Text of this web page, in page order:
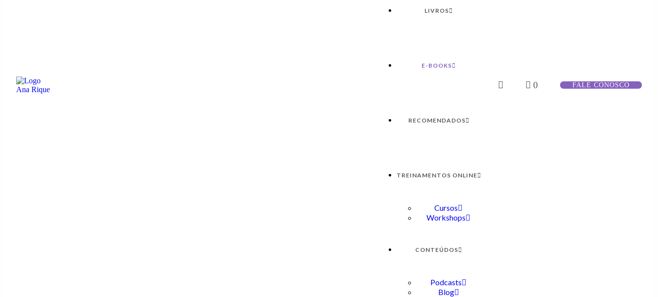
LIVROS
E-BOOKS
RECOMENDADOS
TREINAMENTOS ONLINE
Cursos
Workshops
CONTEÚDOS
Podcasts
Blog
0 FALE CONOSCO